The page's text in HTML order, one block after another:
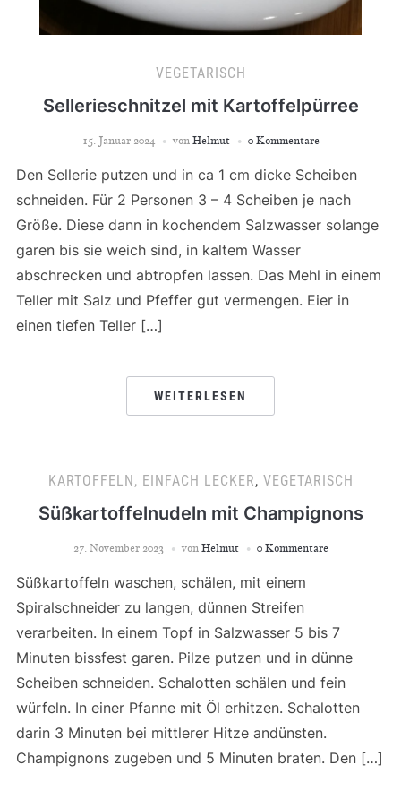
VEGETARISCH
Sellerieschnitzel mit Kartoffelpürree
15. Januar 2024 von Helmut 0 Kommentare
Den Sellerie putzen und in ca 1 cm dicke Scheiben
schneiden. Für 2 Personen 3 – 4 Scheiben je nach
Größe. Diese dann in kochendem Salzwasser solange
garen bis sie weich sind, in kaltem Wasser
abschrecken und abtropfen lassen. Das Mehl in einem
Teller mit Salz und Pfeffer gut vermengen. Eier in
einen tiefen Teller […]
WEITERLESEN
KARTOFFELN, EINFACH LECKER, VEGETARISCH
Süßkartoffelnudeln mit Champignons
27. November 2023 von Helmut 0 Kommentare
Süßkartoffeln waschen, schälen, mit einem
Spiralschneider zu langen, dünnen Streifen
verarbeiten. In einem Topf in Salzwasser 5 bis 7
Minuten bissfest garen. Pilze putzen und in dünne
Scheiben schneiden. Schalotten schälen und fein
würfeln. In einer Pfanne mit Öl erhitzen. Schalotten
darin 3 Minuten bei mittlerer Hitze andünsten.
Champignons zugeben und 5 Minuten braten. Den […]